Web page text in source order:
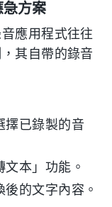
急方案
應用程式往往
其自帶的錄音
擇已錄製的音
本」功能。
的文字內容。